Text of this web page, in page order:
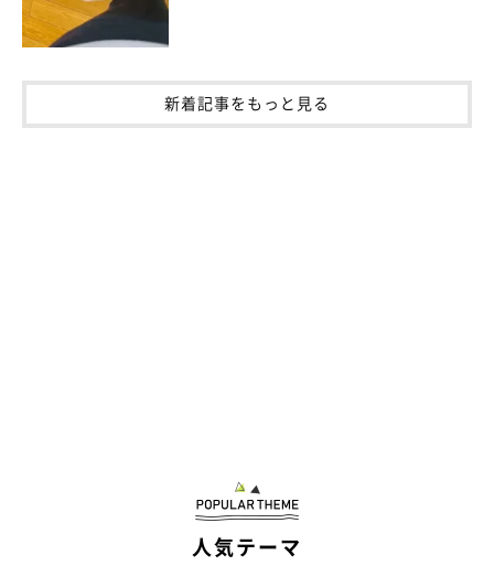
ごはんタイムで「マテ」をしていたら…
新着記事をもっと見る
人気テーマ